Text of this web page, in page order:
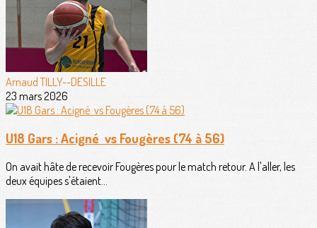
Arnaud TILLY--DESILLE
23 mars 2026
U18 Gars : Acigné vs Fougères (74 à 56)
On avait hâte de recevoir Fougères pour le match retour. A l'aller, les
deux équipes s'étaient...